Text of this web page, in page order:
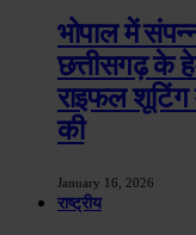
भोपाल में
छत्तीसगढ़ के
राइफल शूटिंग
की
January 16, 2026
राष्ट्रीय